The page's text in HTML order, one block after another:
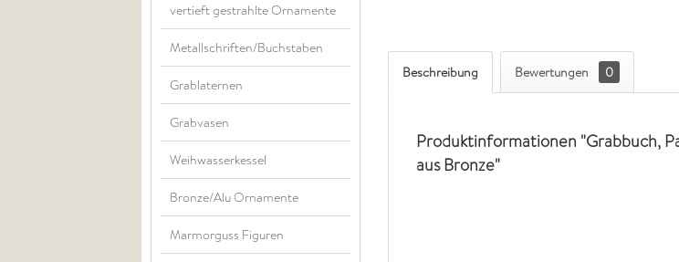
vertieft gestrahlte Ornamente
Metallschriften/Buchstaben
Grablaternen
Grabvasen
Weihwasserkessel
Bronze/Alu Ornamente
Marmorguss Figuren
Beschreibung Bewertungen 0
Produktinformationen "Grabbuch,
aus Bronze"